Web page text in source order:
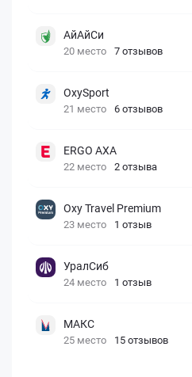
АйАйСи
20 место 7 отзывов
OxySport
21 место 6 отзывов
ERGO AXA
22 место 2 отзыва
Oxy Travel Premium
23 место 1 отзыв
УралСиб
24 место 1 отзыв
МАКС
25 место 15 отзывов